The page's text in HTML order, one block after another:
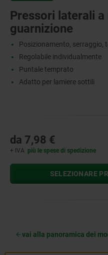
Pressori laterali a
guarnizione
Posizionamento, serraggio,
Regolabile individualmente
Puntale temprato
Adatto per lamiere sottili
da 7,98 €
+ IVA più le spese di spedizione
SELEZIONARE
vai alla panoramica dei